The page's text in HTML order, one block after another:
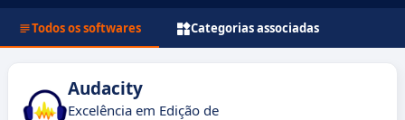
Todos os softwares Categorias associadas
Audacity
Excelência em Edição de